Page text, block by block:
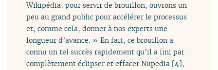
Wikipédia, pour servir de brouillon, ouvrons un
peu au grand public pour accélérer le processus
et, comme cela, donner à nos experts une
longueur d’avance. » En fait, ce brouillon a
connu un tel succès rapidement qu’il a fini par
complètement éclipser et effacer Nupedia [4],